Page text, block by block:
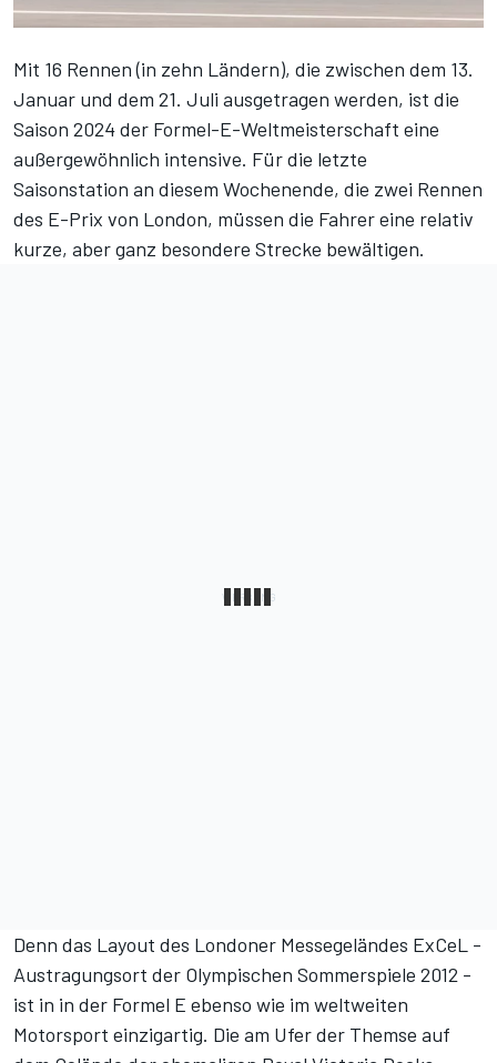
Mit 16 Rennen (in zehn Ländern), die zwischen dem 13.
Januar und dem 21. Juli ausgetragen werden, ist die
Saison 2024 der Formel-E-Weltmeisterschaft eine
außergewöhnlich intensive. Für die letzte
Saisonstation an diesem Wochenende, die zwei Rennen
des E-Prix von London, müssen die Fahrer eine relativ
kurze, aber ganz besondere Strecke bewältigen.
Denn das Layout des Londoner Messegeländes ExCeL -
Austragungsort der Olympischen Sommerspiele 2012 -
ist in in der Formel E ebenso wie im weltweiten
Motorsport einzigartig. Die am Ufer der Themse auf